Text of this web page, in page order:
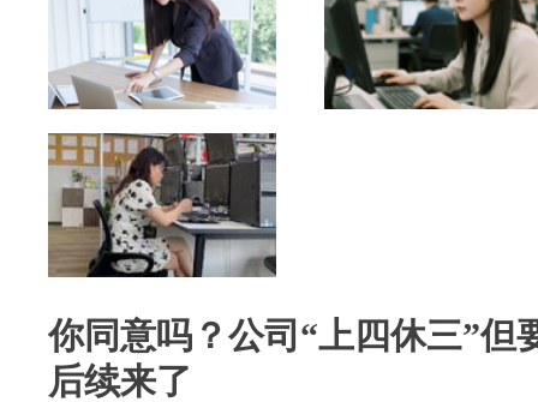
你同意吗？公司“上四休三”但
后续来了